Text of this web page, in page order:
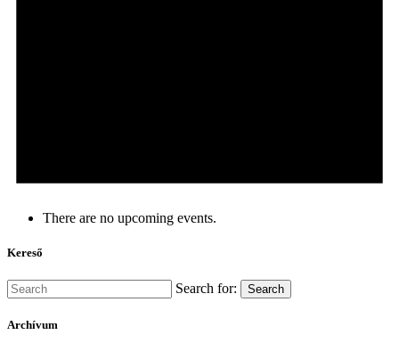
There are no upcoming events.
Kereső
Search for: Search
Archívum